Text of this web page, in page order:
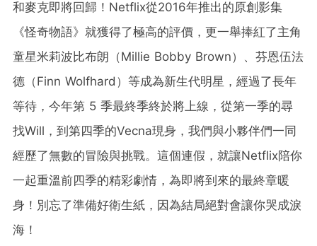
和麥克即將回歸！Netflix從2016年推出的原創影集
《怪奇物語》就獲得了極高的評價，更一舉捧紅了主角
童星米莉波比布朗（Millie Bobby Brown）、芬恩伍法
德（Finn Wolfhard）等成為新生代明星，經過了長年
等待，今年第 5 季最終季終於將上線，從第一季的尋
找Will，到第四季的Vecna現身，我們與小夥伴們一同
經歷了無數的冒險與挑戰。這個連假，就讓Netflix陪你
一起重溫前四季的精彩劇情，為即將到來的最終章暖
身！別忘了準備好衛生紙，因為結局絕對會讓你哭成淚
海！